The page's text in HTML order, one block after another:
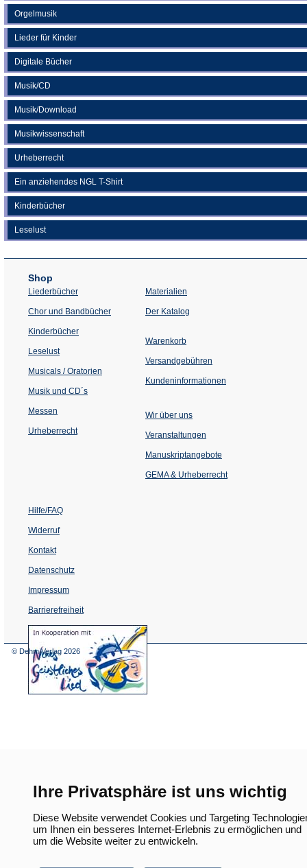
Ihre Privatsphäre ist uns wichtig
Diese Website verwendet Cookies und Targeting
um Ihnen ein besseres Internet-Erlebnis zu ermöglichen und
um die Website weiter zu entwickeln.
Orgelmusik
Lieder für Kinder
Digitale Bücher
Musik/CD
Musik/Download
Musikwissenschaft
Urheberrecht
Ein anziehendes NGL T-Shirt
Kinderbücher
Leselust
Shop
Liederbücher
Chor und Bandbücher
Kinderbücher
Leselust
Musicals / Oratorien
Musik und CD´s
Messen
Urheberrecht
Materialien
Der Katalog
Warenkorb
Versandgebühren
Kundeninformationen
Wir über uns
Veranstaltungen
einem
Tab)
Manuskriptangebote
GEMA & Urheberrecht
Hilfe/FAQ
Widerruf
Kontakt
Datenschutz
Impressum
Barrierefreiheit
(Öffnet
in
© Dehm Verlag 2026